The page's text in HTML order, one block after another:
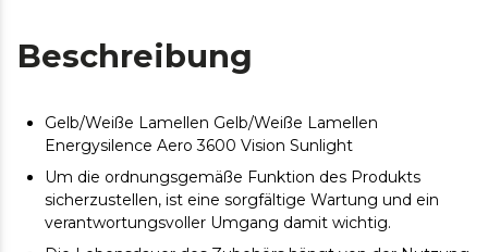
Beschreibung
Gelb/Weiße Lamellen Gelb/Weiße Lamellen
Energysilence Aero 3600 Vision Sunlight
Um die ordnungsgemäße Funktion des Produkts
sicherzustellen, ist eine sorgfältige Wartung und ein
verantwortungsvoller Umgang damit wichtig.